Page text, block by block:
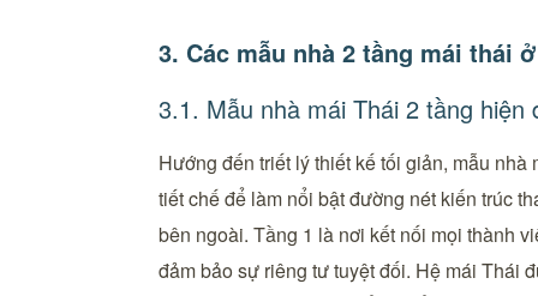
3. Các mẫu nhà 2 tầng mái thái
3.1. Mẫu nhà mái Thái 2 tầng hiện
Hướng đến triết lý thiết kế tối giản, mẫu
tiết chế để làm nổi bật đường nét kiến trúc
bên ngoài. Tầng 1 là nơi kết nối mọi thành
đảm bảo sự riêng tư tuyệt đối. Hệ mái Thái